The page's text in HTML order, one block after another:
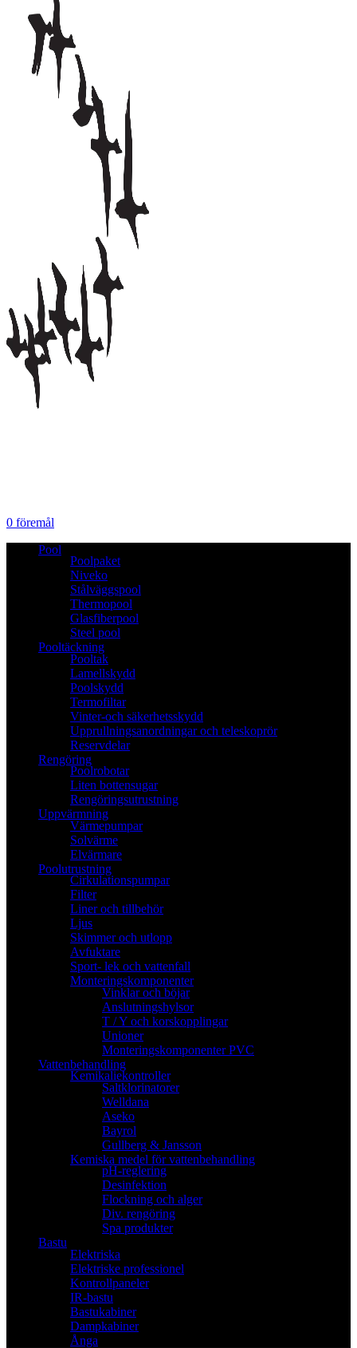
0 föremål
Pool
Poolpaket
Niveko
Stålväggspool
Thermopool
Glasfiberpool
Steel pool
Pooltäckning
Pooltak
Lamellskydd
Poolskydd
Termofiltar
Vinter-och säkerhetsskydd
Upprullningsanordningar och teleskoprör
Reservdelar
Rengöring
Poolrobotar
Liten bottensugar
Rengöringsutrustning
Uppvärmning
Värmepumpar
Solvärme
Elvärmare
Poolutrustning
Cirkulationspumpar
Filter
Liner och tillbehör
Ljus
Skimmer och utlopp
Avfuktare
Sport- lek och vattenfall
Monteringskomponenter
Vinklar och böjar
Anslutningshylsor
T / Y och korskopplingar
Unioner
Monteringskomponenter PVC
Vattenbehandling
Kemikaliekontroller
Saltklorinatorer
Welldana
Aseko
Bayrol
Gullberg & Jansson
Kemiska medel för vattenbehandling
pH-reglering
Desinfektion
Flockning och alger
Div. rengöring
Spa produkter
Bastu
Elektriska
Elektriske professionel
Kontrollpaneler
IR-bastu
Bastukabiner
Dampkabiner
Ånga